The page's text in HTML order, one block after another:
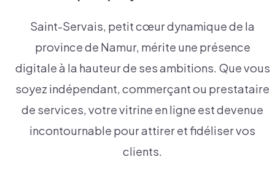
Saint-Servais, petit cœur dynamique de la
province de Namur, mérite une présence
digitale à la hauteur de ses ambitions. Que vous
soyez indépendant, commerçant ou prestataire
de services, votre vitrine en ligne est devenue
incontournable pour attirer et fidéliser vos
clients.